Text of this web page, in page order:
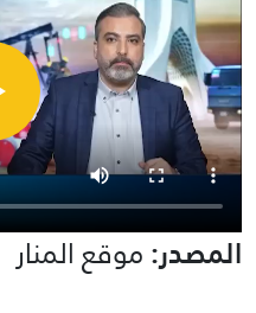
المصدر:موقع المنار